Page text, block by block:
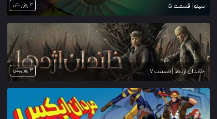
سیلو | قسمت 5 3 روز پیش
خاندان اژدها | قسمت 7 3 روز پیش